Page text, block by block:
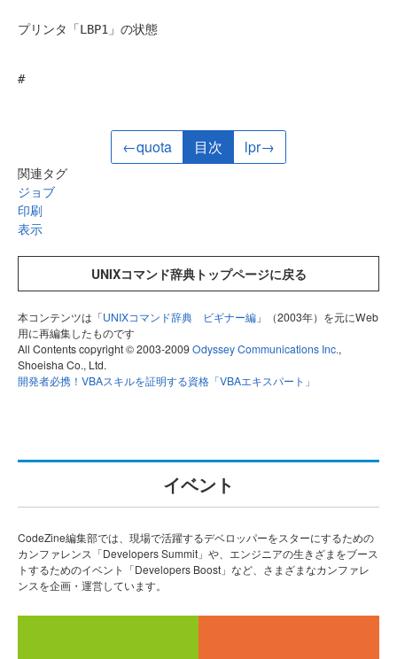
プリンタ「LBP1」の状態
#
←quota 目次 lpr→
関連タグ
ジョブ
印刷
表示
UNIXコマンド辞典トップページに戻る
本コンテンツは「UNIXコマンド辞典 ビギナー編 」（2003年）を元にWeb
用に再編集したものです
All Contents copyright © 2003-2009Odyssey Communications Inc.,
Shoeisha Co., Ltd.
開発者必携！VBAスキルを証明する資格「VBAエキスパート」
イベント
CodeZine編集部では、現場で活躍するデベロッパーをスターにするための
カンファレンス「Developers Summit」や、エンジニアの生きざまをブース
トするためのイベント「Developers Boost」など、さまざまなカンファレ
ンスを企画・運営しています。